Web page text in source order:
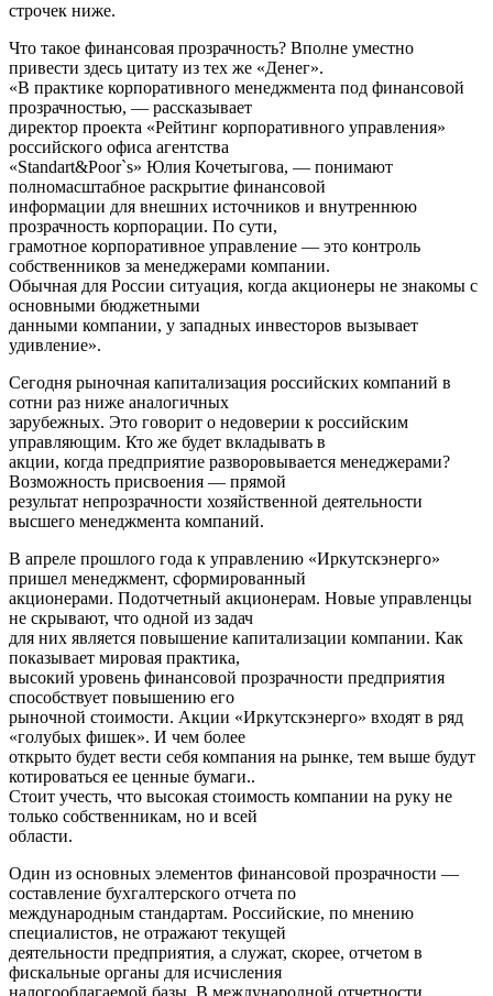
строчек ниже.
Что такое финансовая прозрачность? Вполне уместно
привести здесь цитату из тех же «Денег».
«В практике корпоративного менеджмента под финансовой
прозрачностью, — рассказывает
директор проекта «Рейтинг корпоративного управления»
российского офиса агентства
«Standart&Poor`s» Юлия Кочетыгова, — понимают
полномасштабное раскрытие финансовой
информации для внешних источников и внутреннюю
прозрачность корпорации. По сути,
грамотное корпоративное управление — это контроль
собственников за менеджерами компании.
Обычная для России ситуация, когда акционеры не знакомы с
основными бюджетными
данными компании, у западных инвесторов вызывает
удивление».
Сегодня рыночная капитализация российских компаний в
сотни раз ниже аналогичных
зарубежных. Это говорит о недоверии к российским
управляющим. Кто же будет вкладывать в
акции, когда предприятие разворовывается менеджерами?
Возможность присвоения — прямой
результат непрозрачности хозяйственной деятельности
высшего менеджмента компаний.
В апреле прошлого года к управлению «Иркутскэнерго»
пришел менеджмент, сформированный
акционерами. Подотчетный акционерам. Новые управленцы
не скрывают, что одной из задач
для них является повышение капитализации компании. Как
показывает мировая практика,
высокий уровень финансовой прозрачности предприятия
способствует повышению его
рыночной стоимости. Акции «Иркутскэнерго» входят в ряд
«голубых фишек». И чем более
открыто будет вести себя компания на рынке, тем выше будут
котироваться ее ценные бумаги..
Стоит учесть, что высокая стоимость компании на руку не
только собственникам, но и всей
области.
Один из основных элементов финансовой прозрачности —
составление бухгалтерского отчета по
международным стандартам. Российские, по мнению
специалистов, не отражают текущей
деятельности предприятия, а служат, скорее, отчетом в
фискальные органы для исчисления
налогооблагаемой базы. В международной отчетности